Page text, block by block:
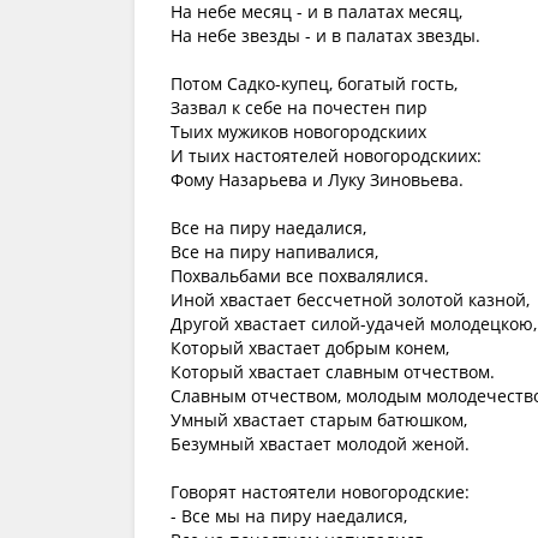
На небе месяц - и в палатах месяц,
На небе звезды - и в палатах звезды.
Потом Садко-купец, богатый гость,
Зазвал к себе на почестен пир
Тыих мужиков новогородскиих
И тыих настоятелей новогородскиих:
Фому Назарьева и Луку Зиновьева.
Все на пиру наедалися,
Все на пиру напивалися,
Похвальбами все похвалялися.
Иной хвастает бессчетной золотой казной,
Другой хвастает силой-удачей молодецкою,
Который хвастает добрым конем,
Который хвастает славным отчеством.
Славным отчеством, молодым
Умный хвастает старым батюшком,
Безумный хвастает молодой женой.
Говорят настоятели новогородские:
- Все мы на пиру наедалися,